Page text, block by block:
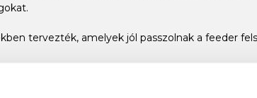
tervezték, amelyek jól passzolnak a feeder